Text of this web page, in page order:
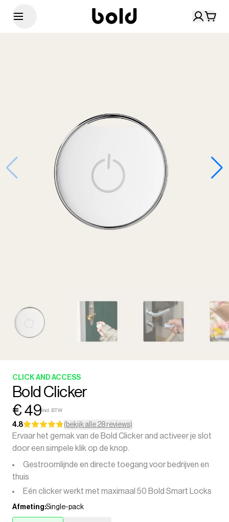
CLICK AND ACCESS
Bold Clicker
€ 49 Incl. BTW
4.8 (bekijk alle 28 reviews)
Ervaar het gemak van de Bold Clicker and activeer je slot
door een simpele klik op de knop.
Gestroomlijnde en directe toegang voor bedrijven en
thuis
Eén clicker werkt met maximaal 50 Bold Smart Locks
Afmeting:Single-pack